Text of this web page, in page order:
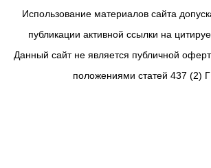
Использование материалов сайта
публикации активной ссылки на
Данный сайт не является публичной
положениями статей 437 (2)